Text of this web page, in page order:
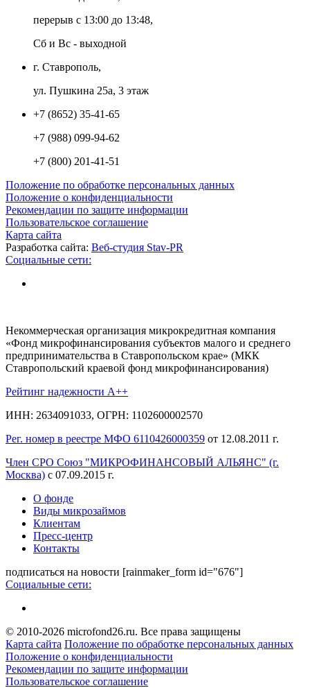
перерыв с 13:00 до 13:48,
Сб и Вс - выходной
г. Ставрополь,
ул. Пушкина 25а, 3 этаж
+7 (8652) 35-41-65
+7 (988) 099-94-62
+7 (800) 201-41-51
Положение по обработке персональных данных
Положение о конфиденциальности
Рекомендации по защите информации
Пользовательское соглашение
Карта сайта
Разработка сайта: Веб-студия Stav-PR
Социальные сети:
Некоммерческая организация микрокредитная компания
«Фонд микрофинансирования субъектов малого и среднего
предпринимательства в Ставропольском крае» (МКК
Ставропольский краевой фонд микрофинансирования)
Рейтинг надежности A++
ИНН: 2634091033, ОГРН: 1102600002570
Рег. номер в реестре МФО 6110426000359 от 12.08.2011 г.
Член СРО Союз "МИКРОФИНАНСОВЫЙ АЛЬЯНС" (г.
Москва) с 07.09.2015 г.
О фонде
Виды микрозаймов
Клиентам
Пресс-центр
Контакты
подписаться на новости [rainmaker_form id="676"]
Социальные сети:
© 2010-2026 microfond26.ru. Все права защищены
Карта сайта Положение по обработке персональных данных
Положение о конфиденциальности
Рекомендации по защите информации
Пользовательское соглашение